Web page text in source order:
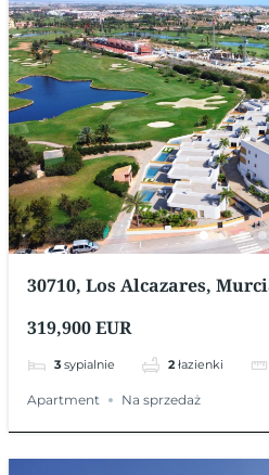
30710, Los Alcazares,
319,900 EUR
3 sypialnie 2 łazienki
Apartment Na sprzedaż